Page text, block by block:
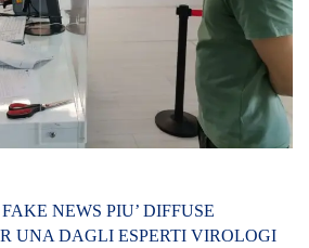
NEWS PIU’ DIFFUSE
UNA DAGLI ESPERTI VIROLOGI